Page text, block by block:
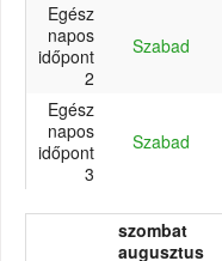
Egész
napos
időpont
2
Szabad
Egész
napos
időpont
3
Szabad
szombat
augusztus